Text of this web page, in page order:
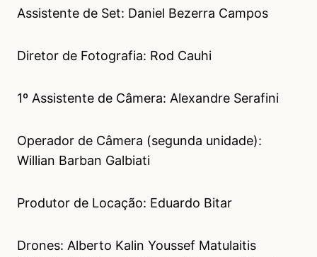
Assistente de Set: Daniel Bezerra Campos
Diretor de Fotografia: Rod Cauhi
1º Assistente de Câmera: Alexandre Serafini
Operador de Câmera (segunda unidade):
Willian Barban Galbiati
Produtor de Locação: Eduardo Bitar
Drones: Alberto Kalin Youssef Matulaitis